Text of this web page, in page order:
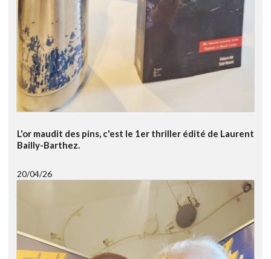
L'or maudit des pins, c'est le 1er thriller édité de Laurent
Bailly-Barthez.
20/04/26